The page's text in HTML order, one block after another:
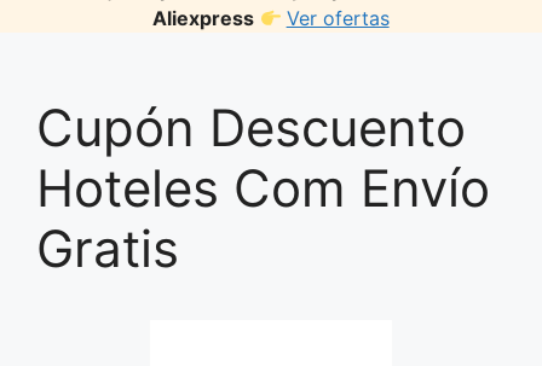
Aliexpress
Ver ofertas
Cupón Descuento
Hoteles Com Envío
Gratis